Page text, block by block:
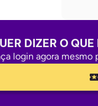
DIZER O
login agora mesmo